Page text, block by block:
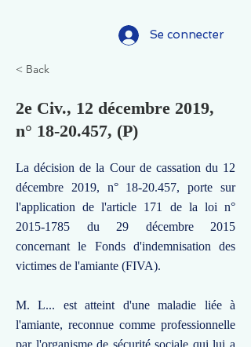
Se connecter
< Back
2e Civ., 12 décembre 2019,
n° 18-20.457, (P)
La décision de la Cour de cassation du 12
décembre 2019, n° 18-20.457, porte sur
l'application de l'article 171 de la loi n°
2015-1785 du 29 décembre 2015
concernant le Fonds d'indemnisation des
victimes de l'amiante (FIVA).
M. L... est atteint d'une maladie liée à
l'amiante, reconnue comme professionnelle
par l'organisme de sécurité sociale qui lui a